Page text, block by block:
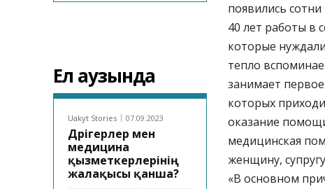
Ел аузында
Uakyt Stories 07.09.2023
Дәрігерлер мен
медицина
қызметкерлерінің
жалақысы қанша?
появились
40 лет работы в
которые
тепло
занимает
которых
оказание
медицинская
женщину,
«В основном